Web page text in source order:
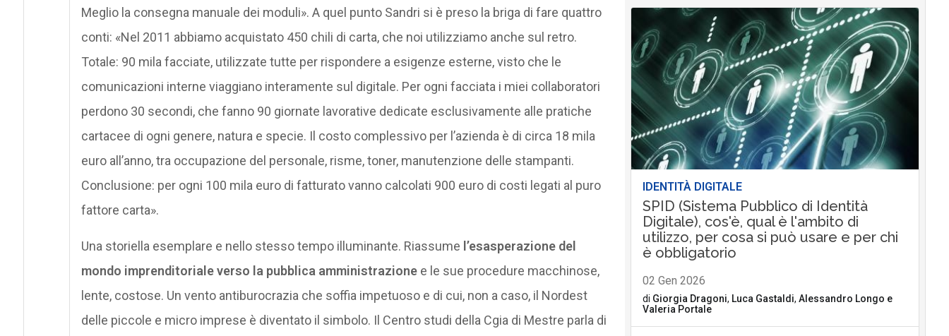
Meglio la consegna manuale dei moduli». A quel punto Sandri si è preso la briga di fare quattro
conti: «Nel 2011 abbiamo acquistato 450 chili di carta, che noi utilizziamo anche sul retro.
Totale: 90 mila facciate, utilizzate tutte per rispondere a esigenze esterne, visto che le
comunicazioni interne viaggiano interamente sul digitale. Per ogni facciata i miei collaboratori
perdono 30 secondi, che fanno 90 giornate lavorative dedicate esclusivamente alle pratiche
cartacee di ogni genere, natura e specie. Il costo complessivo per l’azienda è di circa 18 mila
euro all’anno, tra occupazione del personale, risme, toner, manutenzione delle stampanti.
Conclusione: per ogni 100 mila euro di fatturato vanno calcolati 900 euro di costi legati al puro
fattore carta».
Una storiella esemplare e nello stesso tempo illuminante. Riassume l’esasperazione del
mondo imprenditoriale verso la pubblica amministrazione e le sue procedure macchinose,
lente, costose. Un vento antiburocrazia che soffia impetuoso e di cui, non a caso, il Nordest
delle piccole e micro imprese è diventato il simbolo. Il Centro studi della Cgia di Mestre parla di
IDENTITÀ DIGITALE
SPID (Sistema Pubblico di Identità
Digitale), cos'è, qual è l'ambito di
utilizzo, per cosa si può usare e per chi
è obbligatorio
02 Gen 2026
di Giorgia Dragoni, Luca Gastaldi, Alessandro Longo e
Valeria Portale